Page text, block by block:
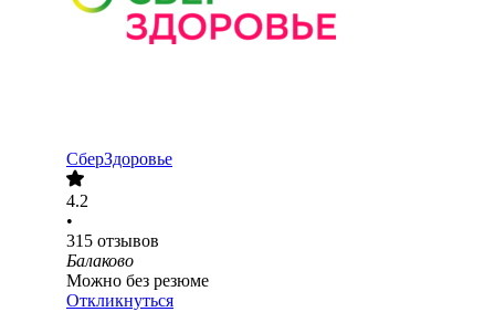
СберЗдоровье
4.2
•
315 отзывов
Балаково
Можно без резюме
Откликнуться